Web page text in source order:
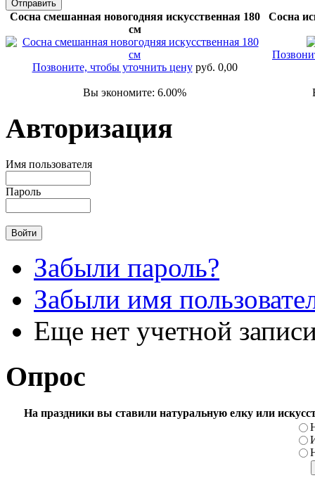
Сосна смешанная новогодняя искусственная 180
см
Позвоните, чтобы уточнить цену руб. 0,00
Вы экономите: 6.00%
Сосна
Авторизация
Имя пользователя
Пароль
Забыли пароль?
Забыли имя
Еще нет учетной
Опрос
На праздники вы ставили натуральную елку или